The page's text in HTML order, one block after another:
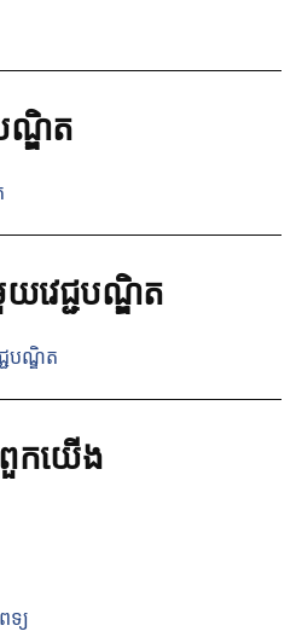
ណ្ឌិត
វេជ្ជបណ្ឌិត
ជបណ្ឌិត
កយើង
ទ្យ